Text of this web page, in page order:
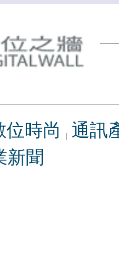
位時尚
通訊
新聞